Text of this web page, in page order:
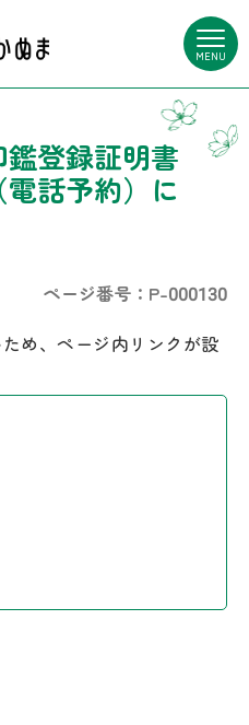
MENU
登録証明書
話予約）に
ページ番号：P-000130
め、ページ内リンクが設